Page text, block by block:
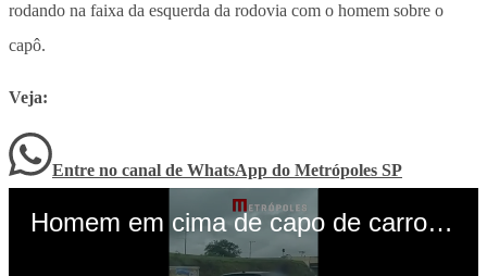
rodando na faixa da esquerda da rodovia com o homem sobre o
capô.
Veja:
Entre no canal de WhatsApp do Metrópoles SP